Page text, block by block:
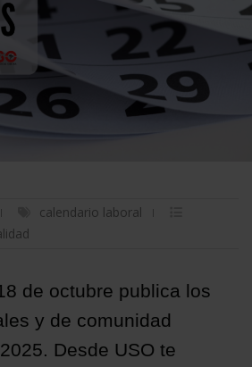
calendario laboral
de octubre publica los
y de comunidad
Desde USO te